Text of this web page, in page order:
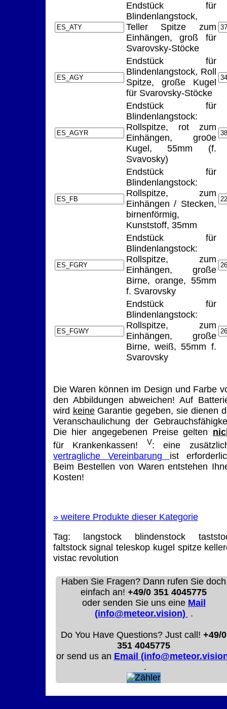
Endstück für
Blindenlangstock,
Teller Spitze zum
Einhängen, groß für
Svarovsky-Stöcke
Endstück für
Blindenlangstock, Roll
Spitze, große Kugel
für Svarovsky-Stöcke
Endstück für
Blindenlangstock:
Rollspitze, rot zum
Einhängen, gro0e
Kugel, 55mm (f.
Svavosky)
Endstück für
Blindenlangstock:
Rollspitze, zum
Einhängen / Stecken,
birnenförmig,
Kunststoff, 35mm
Endstück für
Blindenlangstock:
Rollspitze, zum
Einhängen, große
Birne, orange, 55mm
f. Svarovsky
Endstück für
Blindenlangstock:
Rollspitze, zum
Einhängen, große
Birne, weiß, 55mm f.
Svarovsky
Die Waren können im Design und Farbe
den Abbildungen abweichen! Auf
wird keineGarantie gegeben, sie dienen
Veranschaulichung der
Die hier angegebenen Preise gelten
für Krankenkassen!
V: eine
vertragliche Vereinbarung ist
Beim Bestellen von Waren entstehen
Kosten!
»weitere Produkte dieser Kategorie
Tag:
langstock blindenstock
faltstocksignal teleskop kugel spitze
vistacrevolution
Haben Sie Fragen? Dann rufen Sie doch
einfach an!+49/0 351 4045775
oder senden Sie uns eine Mail
(info@meteor.vision) .
Do You Have Questions? Just call!+49/0
351 4045775
or send us an Email
.